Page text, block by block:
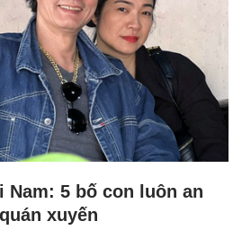
Nam: 5 bố con luôn an
xuyến